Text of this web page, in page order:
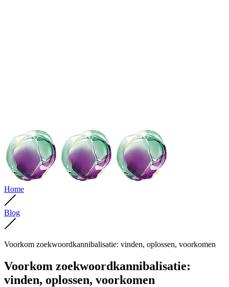
Home
Blog
Voorkom zoekwoordkannibalisatie: vinden, oplossen, voorkomen
Voorkom zoekwoordkannibalisatie:
vinden, oplossen, voorkomen